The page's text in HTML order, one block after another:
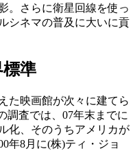
。さらに衛星回線を使っ
シネマの普及に大いに貢
準
た映画館が次々に建てら
調査では、07年末までに
化、そのうちアメリカが
年8月に(株)ティ・ジョ